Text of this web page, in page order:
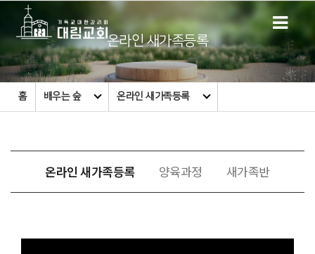
온라인 새가족등록
홈 배우는 숲 온라인 새가족등록
온라인 새가족등록 양육과정 새가족반